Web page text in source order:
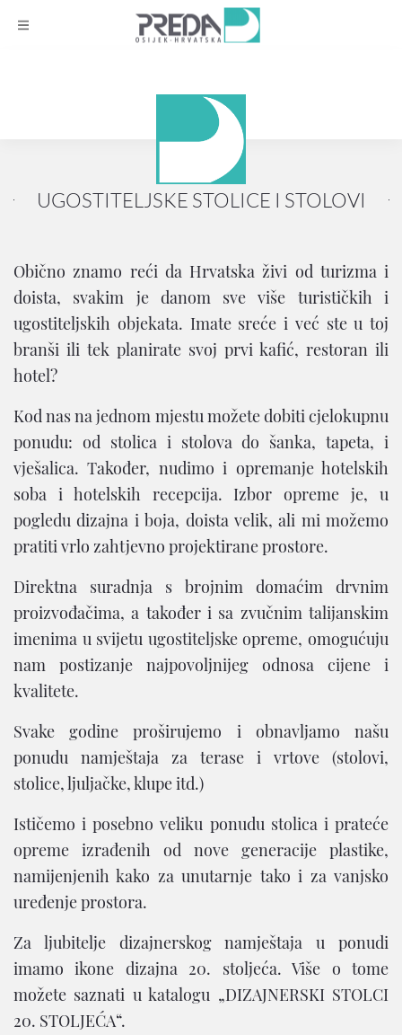
UGOSTITELJSKE STOLICE I STOLOVI
Obično znamo reći da Hrvatska živi od turizma i
doista, svakim je danom sve više turističkih i
ugostiteljskih objekata. Imate sreće i već ste u toj
branši ili tek planirate svoj prvi kafić, restoran ili
hotel?
Kod nas na jednom mjestu možete dobiti cjelokupnu
ponudu: od stolica i stolova do šanka, tapeta, i
vješalica. Također, nudimo i opremanje hotelskih
soba i hotelskih recepcija. Izbor opreme je, u
pogledu dizajna i boja, doista velik, ali mi možemo
pratiti vrlo zahtjevno projektirane prostore.
Direktna suradnja s brojnim domaćim drvnim
proizvođačima, a također i sa zvučnim talijanskim
imenima u svijetu ugostiteljske opreme, omogućuju
nam postizanje najpovoljnijeg odnosa cijene i
kvalitete.
Svake godine proširujemo i obnavljamo našu
ponudu namještaja za terase i vrtove (stolovi,
stolice, ljuljačke, klupe itd.)
Ističemo i posebno veliku ponudu stolica i prateće
opreme izrađenih od nove generacije plastike,
namijenjenih kako za unutarnje tako i za vanjsko
uređenje prostora.
Za ljubitelje dizajnerskog namještaja u ponudi
imamo ikone dizajna 20. stoljeća. Više o tome
možete saznati u katalogu „DIZAJNERSKI STOLCI
20. STOLJEĆA“.